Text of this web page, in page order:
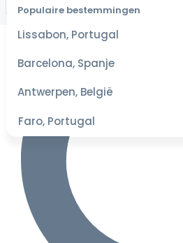
Populaire bestemmingen
Lissabon, Portugal
Barcelona, Spanje
Antwerpen, België
Faro, Portugal
datum
scherpste